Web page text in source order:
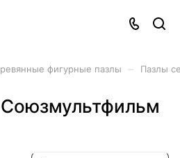
фигурные пазлы Пазлы